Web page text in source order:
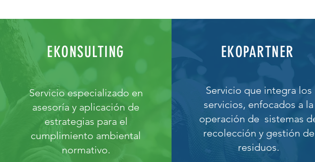
EKONSULTING
Servicio especializado en
asesoría y aplicación de
estrategias para el
cumplimiento ambiental
normativo.
EKOPARTNER
Servicio que integra los
servicios, enfocados a la
operación de sistemas
recolección y gestión de
residuos.